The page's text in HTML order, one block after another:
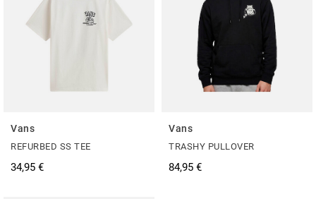
Vans
REFURBED SS TEE
34,95 €
Vans
TRASHY PULLOVER
84,95 €